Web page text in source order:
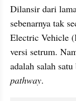
Dilansir dari
sebenarnya tak
Electric Vehicle
versi setrum.
adalah salah
pathway.